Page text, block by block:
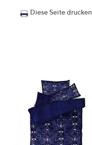
Diese Seite drucken